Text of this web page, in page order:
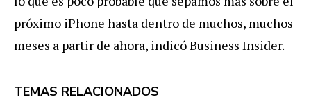
próximo iPhone hasta dentro de muchos, muchos
meses a partir de ahora, indicó Business Insider.
TEMAS RELACIONADOS